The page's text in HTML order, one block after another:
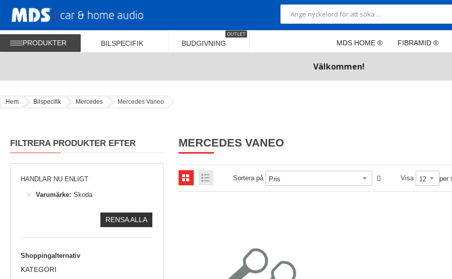
PRODUKTER BILSPECIFIK BUDGIVNING
OUTLET
MDS HOME ® FIBRAMID ®
Välkommen!
Hem Bilspecifik Mercedes Mercedes Vaneo
MERCEDES VANEO
Sortera på Visa per
FILTRERA PRODUKTER EFTER
HANDLAR NU ENLIGT
Varumärke Skoda
RENSA ALLA
Shoppingalternativ
KATEGORI